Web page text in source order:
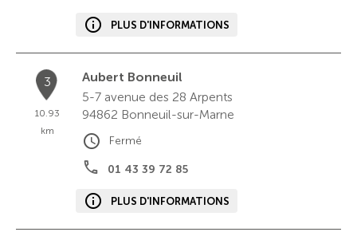
PLUS D'INFORMATIONS
3
10.93
km
Aubert Bonneuil
5-7 avenue des 28 Arpents
94862 Bonneuil-sur-Marne
01 43 39 72 85
Fermé
PLUS D'INFORMATIONS